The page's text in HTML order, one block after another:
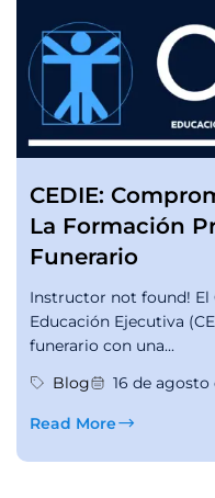
CEDIE:
La Formación
Funerario
Instructor not found! El
Educación Ejecutiva
funerario con una...
Blog
16 de agosto
Read More